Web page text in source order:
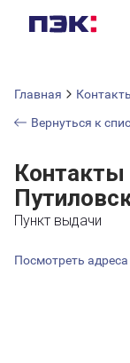
Главная
Вернуться к
Пункт выдачи
Посмотреть адреса